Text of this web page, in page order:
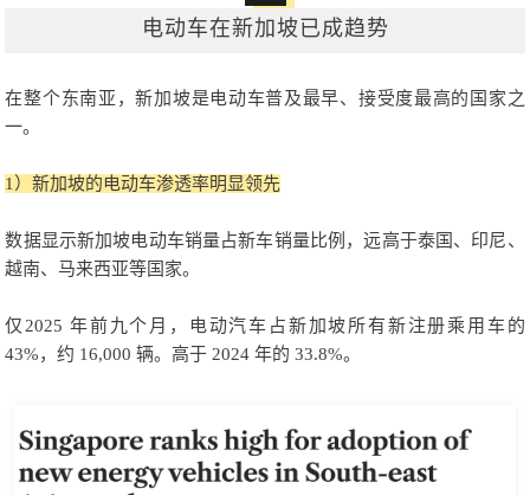
电动车在新加坡已成趋势
在整个东南亚，新加坡是电动车普及最早、接受度最高的国家之
一。
1）新加坡的电动车渗透率明显领先
数据显示新加坡电动车销量占新车销量比例，远高于泰国、印尼、
越南、马来西亚等国家。
仅2025 年前九个月，电动汽车占新加坡所有新注册乘用车的
43%，约 16,000 辆。高于 2024 年的 33.8%。